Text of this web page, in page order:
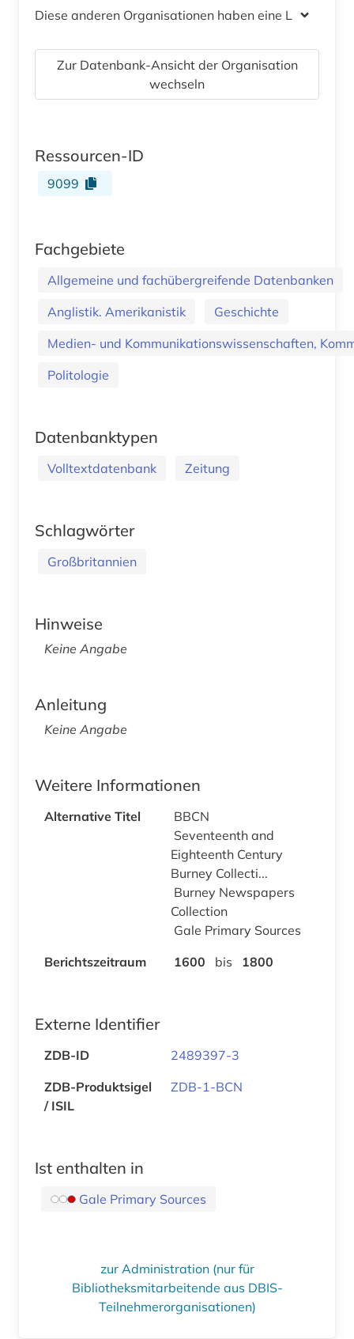
Diese anderen Organisationen haben eine Lizenz
Zur Datenbank-Ansicht der Organisation
wechseln
Ressourcen-ID
9099
Fachgebiete
Allgemeine und fachübergreifende Datenbanken
Anglistik. Amerikanistik
Geschichte
Medien- und Kommunikationswissenschaften,
Politologie
Datenbanktypen
Volltextdatenbank Zeitung
Schlagwörter
Großbritannien
Hinweise
Keine Angabe
Anleitung
Keine Angabe
Weitere Informationen
Alternative Titel
BBCN
Seventeenth and
Eighteenth Century
Burney Collecti...
Burney Newspapers
Collection
Gale Primary Sources
Berichtszeitraum
1600 bis 1800
Externe Identifier
ZDB-ID
2489397-3
ZDB-Produktsigel
/ ISIL
ZDB-1-BCN
Ist enthalten in
Gale Primary Sources
zur Administration (nur für
Bibliotheksmitarbeitende aus DBIS-
Teilnehmerorganisationen)